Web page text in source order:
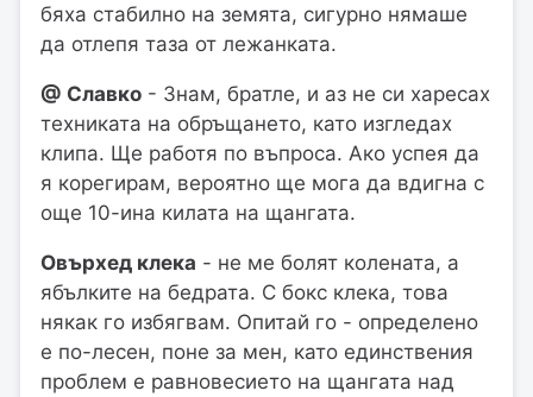
бяха стабилно на земята, сигурно нямаше
да отлепя таза от лежанката.
@ Славко - Знам, братле, и аз не си харесах
техниката на обръщането, като изгледах
клипа. Ще работя по въпроса. Ако успея да
я корегирам, вероятно ще мога да вдигна с
още 10-ина килата на щангата.
Овърхед клека - не ме болят колената, а
ябълките на бедрата. С бокс клека, това
някак го избягвам. Опитай го - определено
е по-лесен, поне за мен, като единствения
проблем е равновесието на щангата над